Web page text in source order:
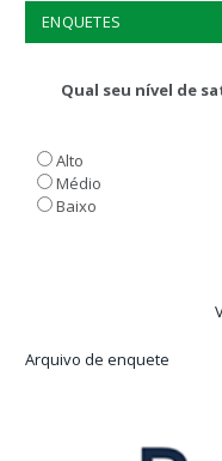
ENQUETES
Qual seu nível de
Alto
Médio
Baixo
Arquivo de enquete